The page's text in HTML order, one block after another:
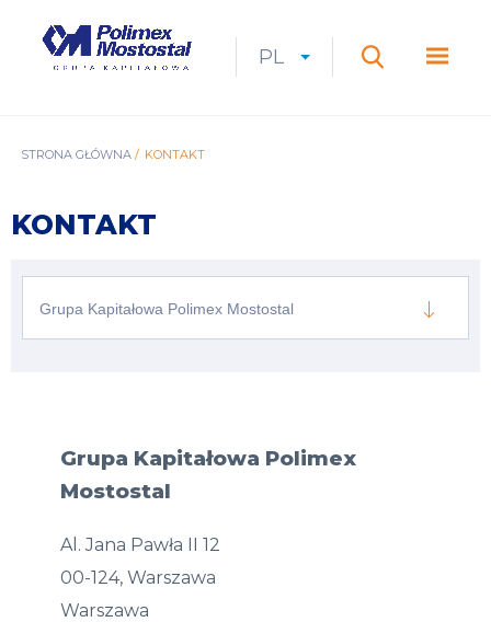
Mostostal
CURRENT
PL
ROZWIŃ
LANGUAGESZUKAJ
ŚCIEŻKA
STRONA GŁÓWNA KONTAKT
KONTAKT
Grupa Kapitałowa Polimex Mostostal
Grupa Kapitałowa Polimex
Mostostal
Al. Jana Pawła II 12
00-124, Warszawa
Warszawa